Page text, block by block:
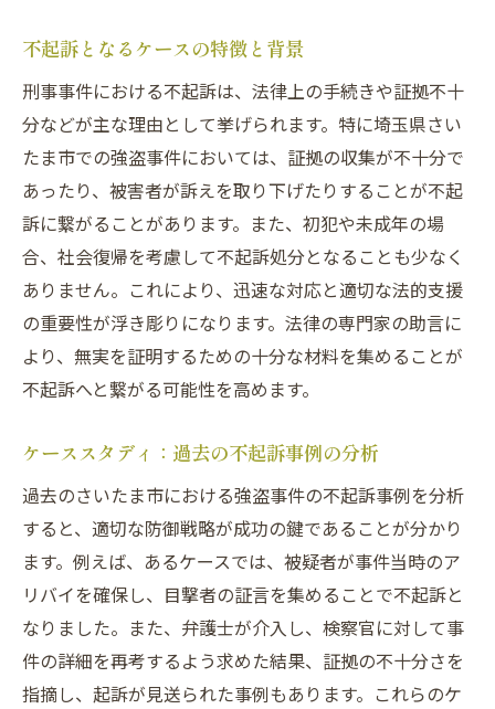
不起訴事例から学ぶ証拠収集の要点
法的な証拠管理の重要性
不起訴を勝ち取るために知っておきたい刑事事
件の基礎知識
刑事事件の基本的な流れとその理解
不起訴のメリットとデメリット
刑事事件における権利と義務
不起訴を勝ち取るための準備と心構え
基礎知識が依頼者に与える安心感
法律知識の身につけ方とその活用法
務所の役割
地域に根ざした法律事務所の重要性
刑事事件専門の法律事務所の特徴
依頼者に寄り添う法律事務所の支援体制
地域特化の法律事務所が提供する優位性
法律事務所が持つ地域ネットワークの活用
不安を解消するための法律事務所の取り組
不起訴となるケースの特徴と背景
刑事事件における不起訴は、法律上の手続きや証拠不十
分などが主な理由として挙げられます。特に埼玉県さい
たま市での強盗事件においては、証拠の収集が不十分で
あったり、被害者が訴えを取り下げたりすることが不起
訴に繋がることがあります。また、初犯や未成年の場
合、社会復帰を考慮して不起訴処分となることも少なく
ありません。これにより、迅速な対応と適切な法的支援
の重要性が浮き彫りになります。法律の専門家の助言に
より、無実を証明するための十分な材料を集めることが
不起訴へと繋がる可能性を高めます。
ケーススタディ：過去の不起訴事例の分析
過去のさいたま市における強盗事件の不起訴事例を分析
すると、適切な防御戦略が成功の鍵であることが分かり
ます。例えば、あるケースでは、被疑者が事件当時のア
リバイを確保し、目撃者の証言を集めることで不起訴と
なりました。また、弁護士が介入し、検察官に対して事
件の詳細を再考するよう求めた結果、証拠の不十分さを
指摘し、起訴が見送られた事例もあります。これらのケ